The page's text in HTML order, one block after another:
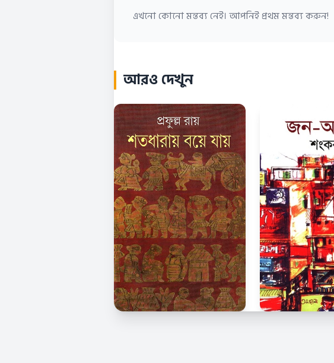
এখনো কোনো মন্তব্য নেই। আপনিই প্রথম মন্তব্য করুন!
আরও দেখুন